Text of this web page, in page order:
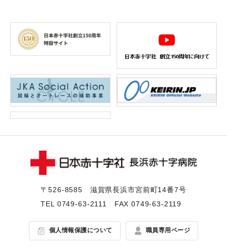
〒526-8585 滋賀県⻑浜市宮前町14番7号
TEL 0749-63-2111 FAX 0749-63-2119
個人情報保護について 職員専用ページ